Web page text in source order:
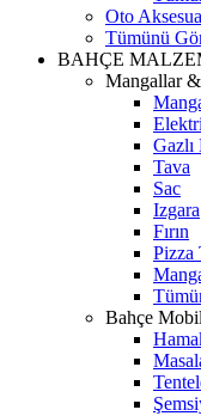
Oto
Tümünü
BAHÇE
Mangallar
Gazlı
Tava
Sac
Izgara
Fırın
Pizza
Bahçe